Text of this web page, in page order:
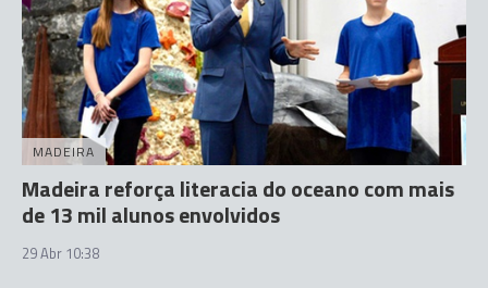
MADEIRA
Madeira reforça literacia do oceano com mais
de 13 mil alunos envolvidos
29 Abr 10:38